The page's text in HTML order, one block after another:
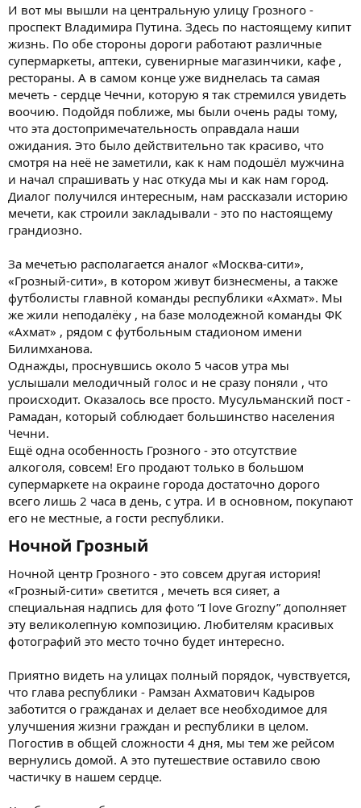
И вот мы вышли на центральную улицу Грозного -
проспект Владимира Путина. Здесь по настоящему кипит
жизнь. По обе стороны дороги работают различные
супермаркеты, аптеки, сувенирные магазинчики, кафе ,
рестораны. А в самом конце уже виднелась та самая
мечеть - сердце Чечни, которую я так стремился увидеть
воочию. Подойдя поближе, мы были очень рады тому,
что эта достопримечательность оправдала наши
ожидания. Это было действительно так красиво, что
смотря на неё не заметили, как к нам подошёл мужчина
и начал спрашивать у нас откуда мы и как нам город.
Диалог получился интересным, нам рассказали историю
мечети, как строили закладывали - это по настоящему
грандиозно.
За мечетью располагается аналог «Москва-сити»,
«Грозный-сити», в котором живут бизнесмены, а также
футболисты главной команды республики «Ахмат». Мы
же жили неподалёку , на базе молодежной команды ФК
«Ахмат» , рядом с футбольным стадионом имени
Билимханова.
Однажды, проснувшись около 5 часов утра мы
услышали мелодичный голос и не сразу поняли , что
происходит. Оказалось все просто. Мусульманский пост -
Рамадан, который соблюдает большинство населения
Чечни.
Ещё одна особенность Грозного - это отсутствие
алкоголя, совсем! Его продают только в большом
супермаркете на окраине города достаточно дорого
всего лишь 2 часа в день, с утра. И в основном, покупают
его не местные, а гости республики.
Ночной Грозный​
Ночной центр Грозного - это совсем другая история!
«Грозный-сити» светится , мечеть вся сияет, а
специальная надпись для фото “I love Grozny” дополняет
эту великолепную композицию. Любителям красивых
фотографий это место точно будет интересно.
Приятно видеть на улицах полный порядок, чувствуется,
что глава республики - Рамзан Ахматович Кадыров
заботится о гражданах и делает все необходимое для
улучшения жизни граждан и республики в целом.
Погостив в общей сложности 4 дня, мы тем же рейсом
вернулись домой. А это путешествие оставило свою
частичку в нашем сердце.